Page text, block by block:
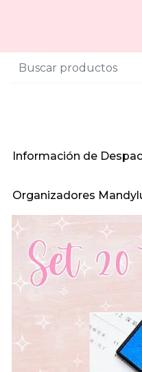
Información de
Organizadores